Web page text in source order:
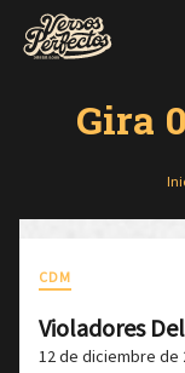
Gira
CDM
Violadores
12 de diciembre de